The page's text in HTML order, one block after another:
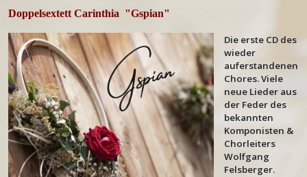
Doppelsextett Carinthia "Gspian"
Die erste CD des
wieder
auferstandenen
Chores. Viele
neue Lieder aus
der Feder des
bekannten
Komponisten &
Chorleiters
Wolfgang
Felsberger.